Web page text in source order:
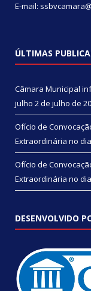
E-mail:
ÚLTIMAS
Câmara Municipal
julho 2 de julho de
Ofício de
Extraordinária no
Ofício de
Extraordinária no
DESENVOLVIDO